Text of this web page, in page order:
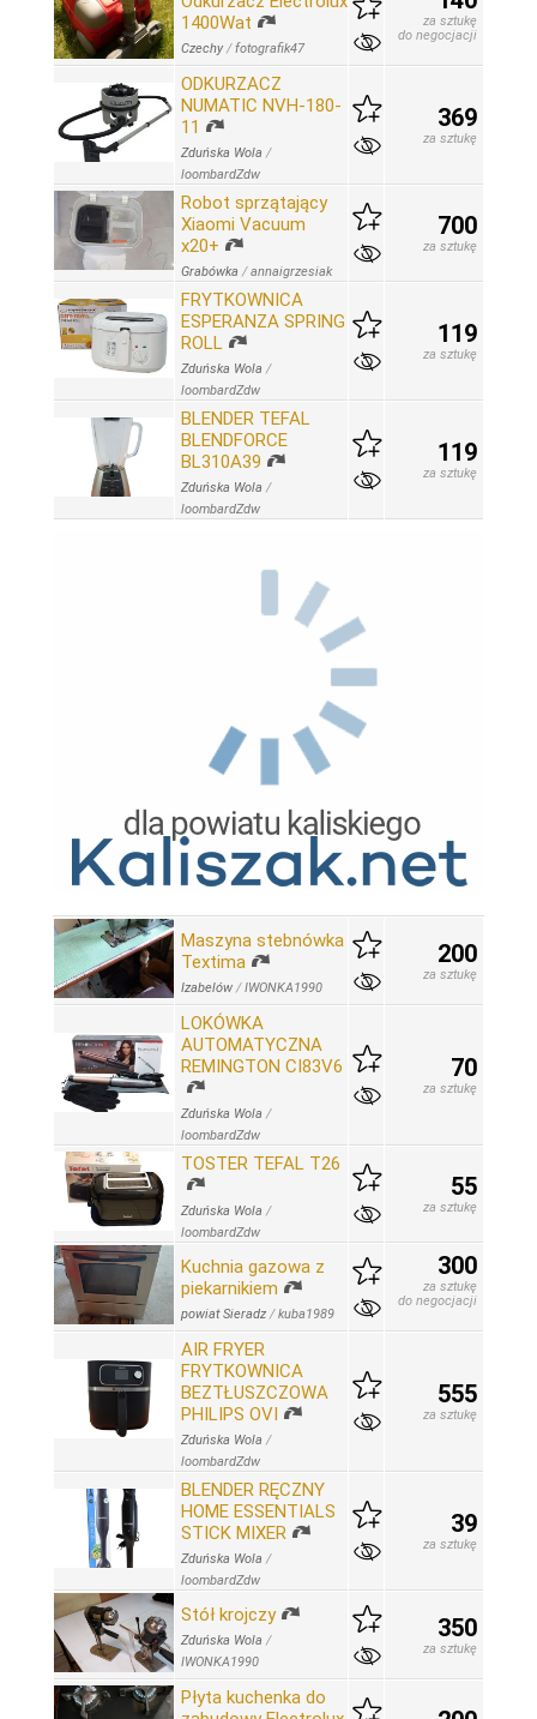
1400Wat
Czechy /fotografik47
za sztukę
do negocjacji
ODKURZACZ
NUMATIC NVH-180-
11
Zduńska Wola /
loombardZdw
369
za sztukę
Robot sprzątający
Xiaomi Vacuum
x20+
Grabówka /annaigrzesiak
700
za sztukę
FRYTKOWNICA
ESPERANZA SPRING
ROLL
Zduńska Wola /
loombardZdw
119
za sztukę
BLENDER TEFAL
BLENDFORCE
BL310A39
Zduńska Wola /
loombardZdw
119
za sztukę
Maszyna stebnówka
Textima
Izabelów /IWONKA1990
200
za sztukę
LOKÓWKA
AUTOMATYCZNA
REMINGTON CI83V6
Zduńska Wola /
loombardZdw
70
za sztukę
TOSTER TEFAL T26
Zduńska Wola /
loombardZdw
55
za sztukę
Kuchnia gazowa z
piekarnikiem
powiat Sieradz /kuba1989
300
za sztukę
do negocjacji
AIR FRYER
FRYTKOWNICA
BEZTŁUSZCZOWA
PHILIPS OVI
Zduńska Wola /
loombardZdw
555
za sztukę
BLENDER RĘCZNY
HOME ESSENTIALS
STICK MIXER
Zduńska Wola /
loombardZdw
39
za sztukę
Stół krojczy
Zduńska Wola /
IWONKA1990
350
za sztukę
Płyta kuchenka do